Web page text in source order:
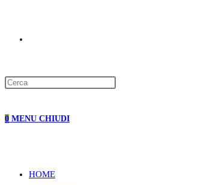
0 MENU CHIUDI
HOME